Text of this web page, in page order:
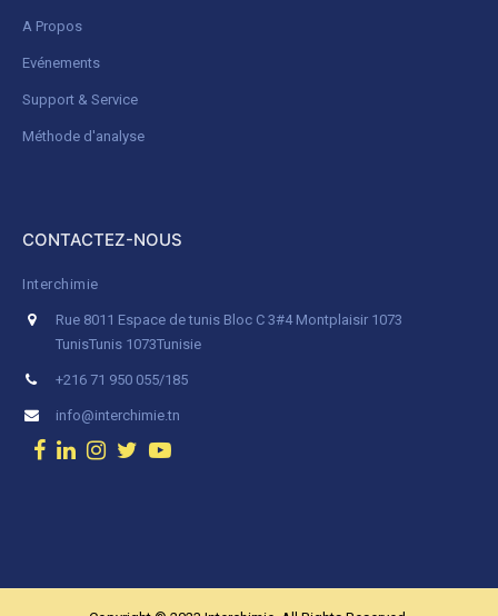
A Propos
Evénements
Support & Service
Méthode d'analyse
CONTACTEZ-NOUS
Interchimie
Rue 8011 Espace de tunis Bloc C 3#4 Montplaisir 1073
TunisTunis 1073Tunisie
+216 71 950 055/185
info@interchimie.tn